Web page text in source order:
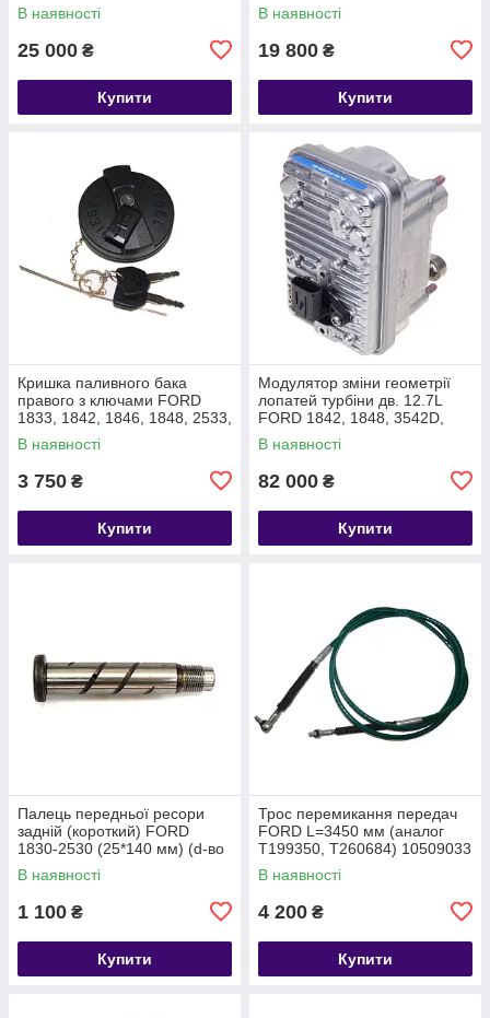
В наявності
25 000 ₴
Купити
1848, 25 DC46-1104-CF
(KP.08.11) DC461104CF
В наявності
19 800 ₴
Купити
Кришка паливного бака
правого з ключами FORD
1833, 1842, 1846, 1848, 2533,
2633, 3542D, 3542T, 4142D
T209680
В наявності
3 750 ₴
Купити
Модулятор зміни геометрії
лопатей турбіни дв. 12.7L
FORD 1842, 1848, 3542D,
3542T, 4142D T356488
GC469G488AC
В наявності
82 000 ₴
Купити
Палець передньої ресори
задній (короткий) FORD
1830-2530 (25*140 мм) (d-во
FORD) T199420
BC465A314AA
В наявності
1 100 ₴
Купити
Трос перемикання передач
FORD L=3450 мм (аналог
T199350, T260684) 10509033
4C467E395AC
В наявності
4 200 ₴
Купити